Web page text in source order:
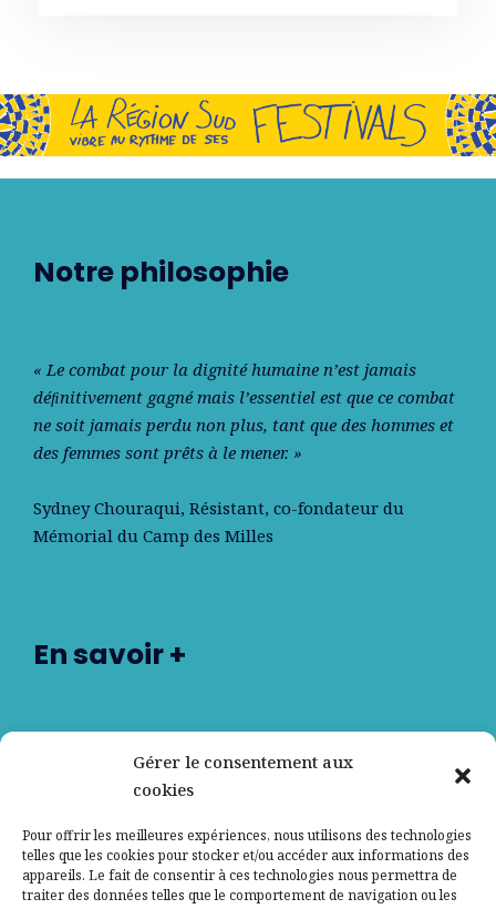
Gérer le consentement aux
cookies
Pour offrir les meilleures expériences, nous utilisons des technologies
telles que les cookies pour stocker et/ou accéder aux informations des
appareils. Le fait de consentir à ces technologies nous permettra de
traiter des données telles que le comportement de navigation ou les
Notre philosophie
« Le combat pour la dignité humaine n’est jamais
déﬁnitivement gagné mais l’essentiel est que ce combat
ne soit jamais perdu non plus, tant que des hommes et
des femmes sont prêts à le mener. »
Sydney Chouraqui, Résistant, co-fondateur du
Mémorial du Camp des Milles
En savoir +
Contactez-nous